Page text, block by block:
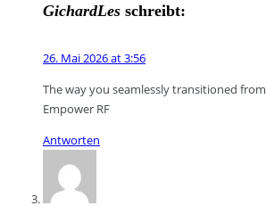
GichardLes schreibt:
26. Mai 2026 at 3:56
The way you seamlessly transitioned
Empower RF
Antworten